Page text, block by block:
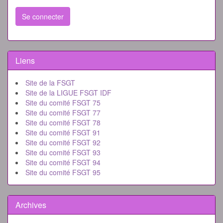
Se connecter
Liens
Site de la FSGT
Site de la LIGUE FSGT IDF
Site du comité FSGT 75
Site du comité FSGT 77
Site du comité FSGT 78
Site du comité FSGT 91
Site du comité FSGT 92
Site du comité FSGT 93
Site du comité FSGT 94
Site du comité FSGT 95
Archives